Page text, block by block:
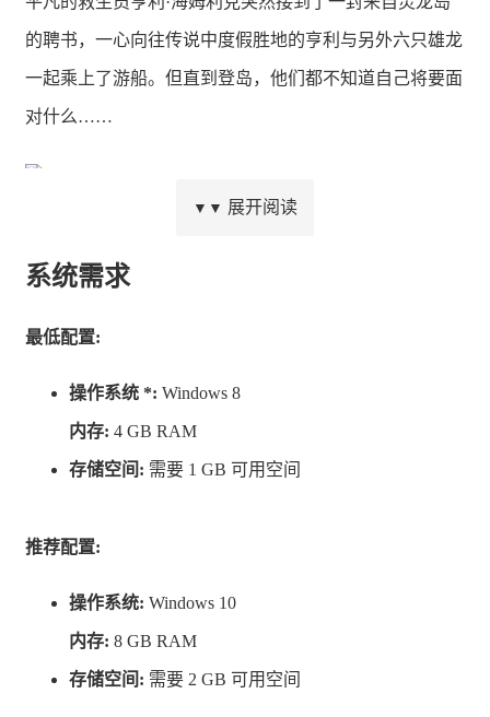
的聘书，一心向往传说中度假胜地的亨利与另外六只雄龙
一起乘上了游船。但直到登岛，他们都不知道自己将要面
对什么……
▼▼ 展开阅读
系统需求
最低配置:
操作系统 *: Windows 8
内存: 4 GB RAM
存储空间: 需要 1 GB 可用空间
推荐配置:
操作系统: Windows 10
内存: 8 GB RAM
存储空间: 需要 2 GB 可用空间